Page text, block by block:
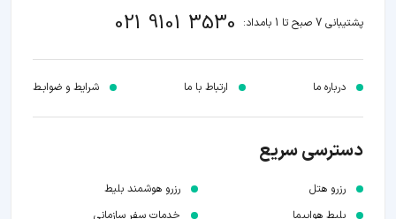
پشتیبانی 7 صبح تا 1 بامداد: 021 9101 3530
درباره ما ارتباط با ما شرایط و ضوابـط
دسترسی سریع
رزرو هتل
بلیط هواپیما
رزرو هوشمند بلیط
خدمات سفر سازمانی